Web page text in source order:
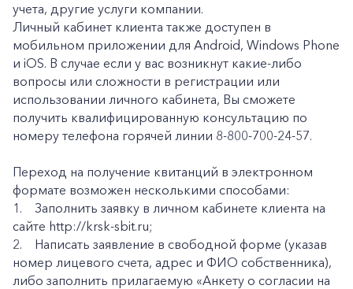
Заказать обратный звонок
учета, другие услуги компании.
Личный кабинет клиента также доступен в
мобильном приложении для Android, Windows Phone
и iOS. В случае если у вас возникнут какие-либо
вопросы или сложности в регистрации или
использовании личного кабинета, Вы сможете
получить квалифицированную консультацию по
номеру телефона горячей линии 8-800-700-24-57.
Переход на получение квитанций в электронном
формате возможен несколькими способами:
1. Заполнить заявку в личном кабинете клиента на
сайте http://krsk-sbit.ru;
2. Написать заявление в свободной форме (указав
номер лицевого счета, адрес и ФИО собственника),
либо заполнить прилагаемую «Анкету о согласии на